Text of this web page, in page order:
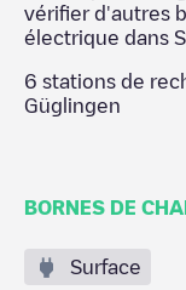
vérifier d'autres
électrique dans
6 stations de
Güglingen
BORNES DE
Surface